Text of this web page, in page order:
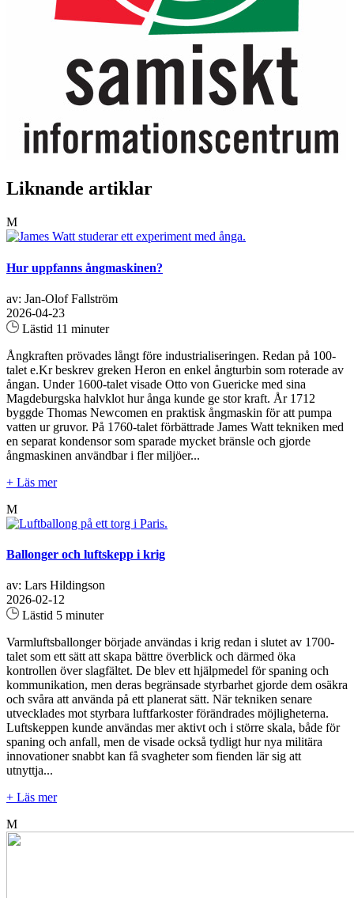
Liknande artiklar
M
Hur uppfanns ångmaskinen?
av: Jan-Olof Fallström
2026-04-23
Lästid 11 minuter
Ångkraften prövades långt före industrialiseringen. Redan på 100-
talet e.Kr beskrev greken Heron en enkel ångturbin som roterade av
ångan. Under 1600-talet visade Otto von Guericke med sina
Magdeburgska halvklot hur ånga kunde ge stor kraft. År 1712
byggde Thomas Newcomen en praktisk ångmaskin för att pumpa
vatten ur gruvor. På 1760-talet förbättrade James Watt tekniken med
en separat kondensor som sparade mycket bränsle och gjorde
ångmaskinen användbar i fler miljöer...
+ Läs mer
M
Ballonger och luftskepp i krig
av: Lars Hildingson
2026-02-12
Lästid 5 minuter
Varmluftsballonger började användas i krig redan i slutet av 1700-
talet som ett sätt att skapa bättre överblick och därmed öka
kontrollen över slagfältet. De blev ett hjälpmedel för spaning och
kommunikation, men deras begränsade styrbarhet gjorde dem osäkra
och svåra att använda på ett planerat sätt. När tekniken senare
utvecklades mot styrbara luftfarkoster förändrades möjligheterna.
Luftskeppen kunde användas mer aktivt och i större skala, både för
spaning och anfall, men de visade också tydligt hur nya militära
innovationer snabbt kan få svagheter som fienden lär sig att
utnyttja...
+ Läs mer
M